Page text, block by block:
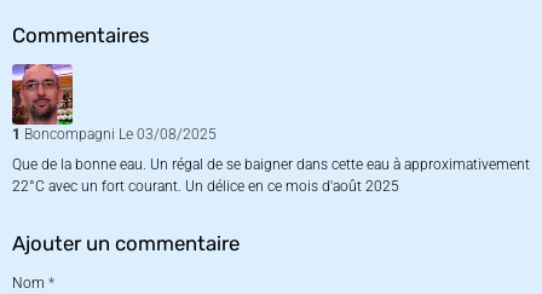
Commentaires
1 Boncompagni Le 03/08/2025
Que de la bonne eau. Un régal de se baigner dans cette eau à approximativement
22°C avec un fort courant. Un délice en ce mois d'août 2025
Ajouter un commentaire
Nom